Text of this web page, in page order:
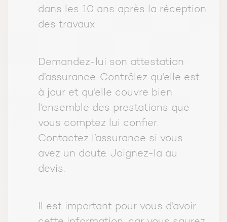
dans les 10 ans après la réception
des travaux.
Demandez-lui son attestation
d’assurance. Contrôlez qu’elle est
à jour et qu’elle couvre bien
l’ensemble des prestations que
vous comptez lui confier.
Contactez l’assurance si vous
avez un doute. Joignez-la au
devis.
Il est important pour vous d’avoir